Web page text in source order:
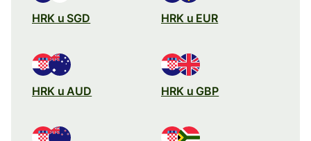
HRK u SGD HRK u EUR
HRK u AUD HRK u GBP